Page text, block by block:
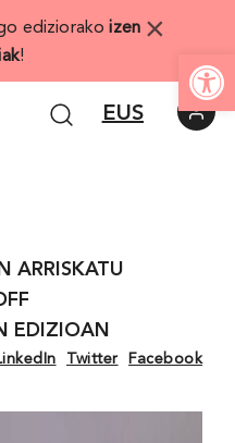
ediziorakoizen
!
×
EUS
ARRISKATU
EDIZIOAN
Twitter Facebook